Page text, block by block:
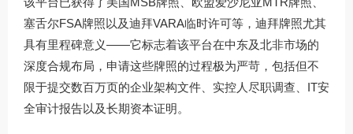
塞舌尔FSA牌照以及迪拜VARA临时许可等，迪拜牌照尤其
具有里程碑意义——它标志着该平台在中东及北非市场的
深度合规布局，申请这些牌照的过程极为严苛，包括但不
限于提交数百万页的企业架构文件、实控人尽职调查、IT安
全审计报告以及长期资本证明。